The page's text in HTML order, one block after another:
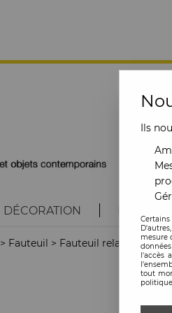
DÉCORATION
> Fauteuil > Fauteuil relax Elegant
Ils
mesure
l'accès
tout